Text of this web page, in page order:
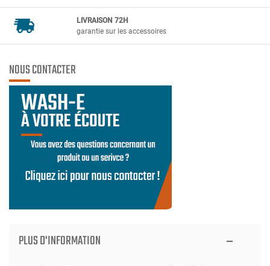
LIVRAISON 72H
garantie sur les accessoires
NOUS CONTACTER
PLUS D'INFORMATION